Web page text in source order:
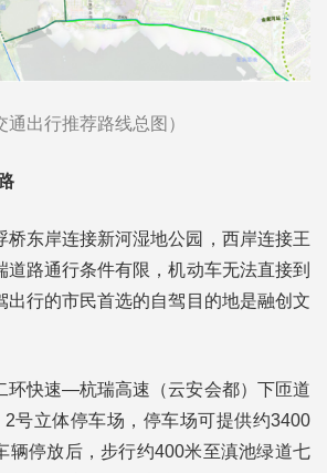
通出行推荐路线总图）
桥东岸连接新河湿地公园，西岸连接王
道路通行条件有限，机动车无法直接到
出行的市民首选的自驾目的地是融创文
环快速—杭瑞高速（云安会都）下匝道
号立体停车场，停车场可提供约3400
辆停放后，步行约400米至滇池绿道七